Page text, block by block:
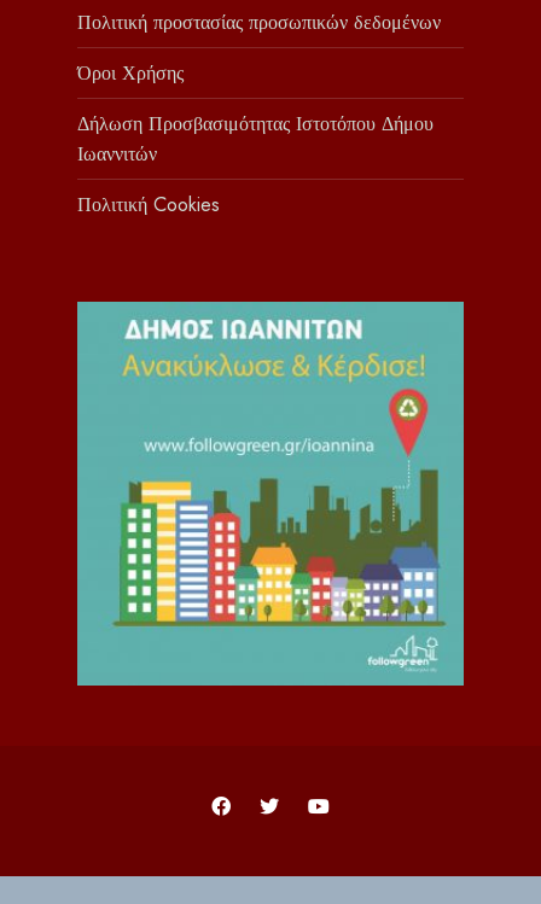
Πολιτική προστασίας προσωπικών δεδομένων
Όροι Χρήσης
Δήλωση Προσβασιμότητας Ιστοτόπου Δήμου
Ιωαννιτών
Πολιτική Cookies